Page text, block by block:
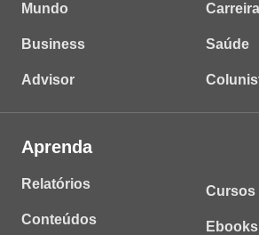
Mundo
Business
Advisor
Carreira
Saúde
Aprenda
Relatórios
Conteúdos
Cursos
Ebooks